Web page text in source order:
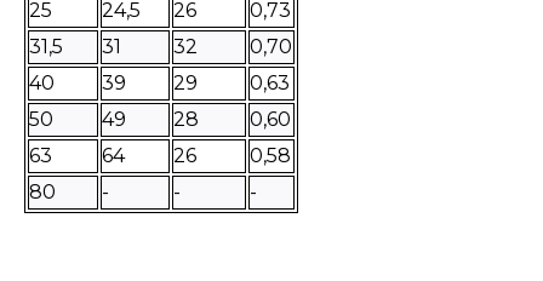
25
24,5 26
0,73
31,5
31 32
0,70
40
39 29
0,63
50
49 28
0,60
63
64 26
0,58
80
- - -